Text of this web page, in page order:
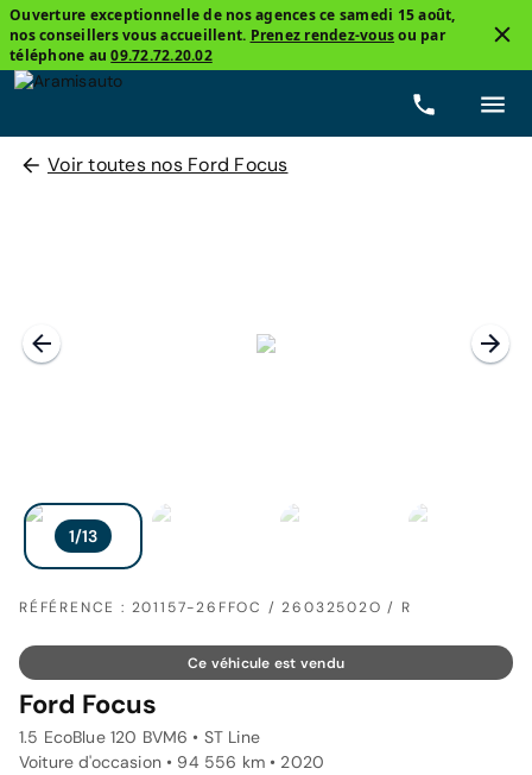
Ouverture exceptionnelle de nos agences ce samedi 15 août,
nos conseillers vous accueillent. Prenez rendez-vousou par
téléphone au09.72.72.20.02
Voir toutes nos Ford Focus
RÉFÉRENCE : 201157-26FFOC / 26032502O / R
Ce véhicule est vendu
Ford Focus
1.5 EcoBlue 120 BVM6 • ST Line
Voiture d'occasion • 94 556 km • 2020